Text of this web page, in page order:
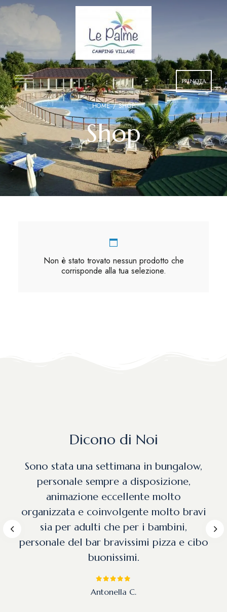
PRENOTA
HOME/ SHOP
Shop
Non è stato trovato nessun prodotto che
corrisponde alla tua selezione.
Dicono di Noi
Sono stata una settimana in bungalow,
personale sempre a disposizione,
animazione eccellente molto
organizzata e coinvolgente molto bravi
sia per adulti che per i bambini,
personale del bar bravissimi pizza e cibo
buonissimi.
Antonella C.
Tata61
Alessandro
Laura B.
Fiorella7272